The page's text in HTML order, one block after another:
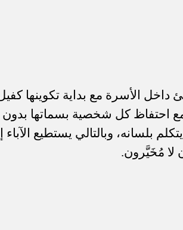
داخل الأسرة مع بداية تكوينها
احتفاظ كل شخصية بسماتها
بلسانه، وبالتالي يستطيع
لا مُخَيَّرون.